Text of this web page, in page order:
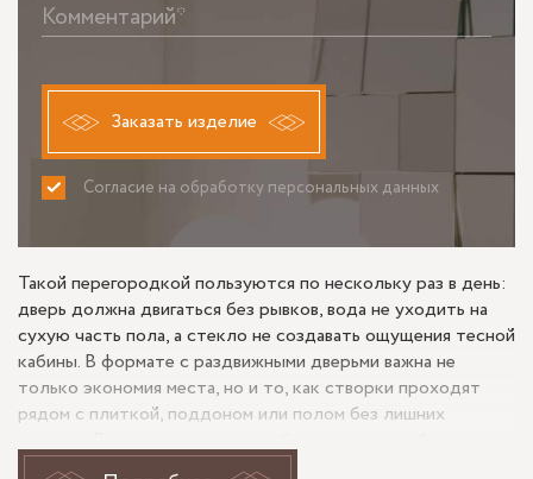
Комментарий*
Заказать изделие
Согласие на обработку персональных данных
ПРИНИМАЮ НЕ ПРИНИМАЮ
Такой перегородкой пользуются по нескольку раз в день:
дверь должна двигаться без рывков, вода не уходить на
сухую часть пола, а стекло не создавать ощущения тесной
кабины. В формате с раздвижными дверьми важна не
только экономия места, но и то, как створки проходят
рядом с плиткой, поддоном или полом без лишних
сценарий использования: кто будет открывать дверь,